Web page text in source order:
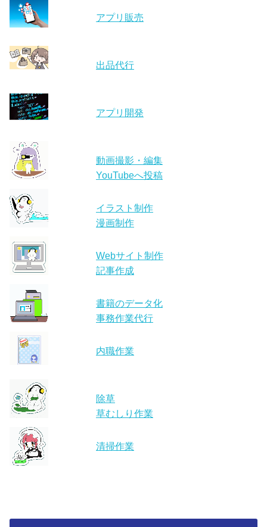
アプリ販売
出品代行
アプリ開発
動画撮影・編集
YouTubeへ投稿
イラスト制作
漫画制作
Webサイト制作
記事作成
書籍のデータ化
事務作業代行
内職作業
除草
草むしり作業
清掃作業